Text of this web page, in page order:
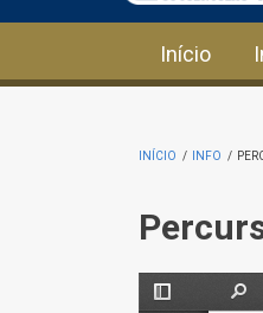
Início
INÍCIO / INFO /